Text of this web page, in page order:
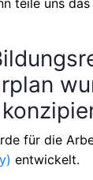
für die
entwickelt.